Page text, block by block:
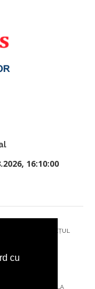
cu
16:10:00
JUDEȚUL
NE UN EMAIL LA